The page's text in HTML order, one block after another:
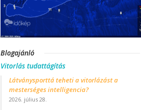
Blogajánló
Vitorlás tudattágítás
Látványsporttá teheti a vitorlázást a
mesterséges intelligencia?
2026. július 28.